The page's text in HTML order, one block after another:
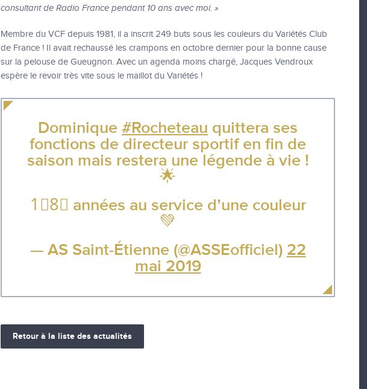
consultant de Radio France pendant 10 ans avec moi. »
Membre du VCF depuis 1981, il a inscrit 249 buts sous les couleurs du Variétés Club
de France ! Il avait rechaussé les crampons en octobre dernier pour la bonne cause
sur la pelouse de Gueugnon. Avec un agenda moins chargé, Jacques Vendroux
espère le revoir très vite sous le maillot du Variétés !
Dominique #Rocheteau quittera ses
fonctions de directeur sportif en fin de
saison mais restera une légende à vie !
🌟
1⃣8⃣ années au service d’une couleur
💚
— AS Saint-Étienne (@ASSEofficiel) 22
mai 2019
Retour à la liste des actualités